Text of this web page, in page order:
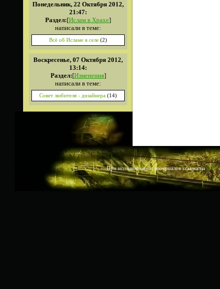
Понедельник, 22 Октября 2012,
21:47:
Раздел:[Ислам в Храхе]
написали в теме:
Всё об Исламе в селе (2)
Воскресенье, 07 Октября 2012,
13:14:
Раздел:[Изменения]
написали в теме:
Совет любителя - дизайнера (14)
При использовании материалов ссылка насайт